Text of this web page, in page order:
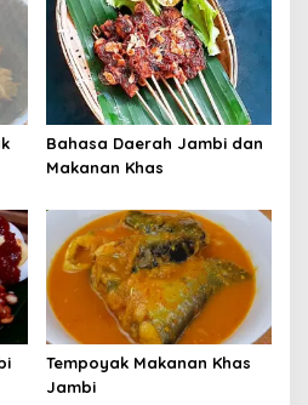
Bahasa Daerah Jambi dan
Makanan Khas
Tempoyak Makanan Khas
Jambi